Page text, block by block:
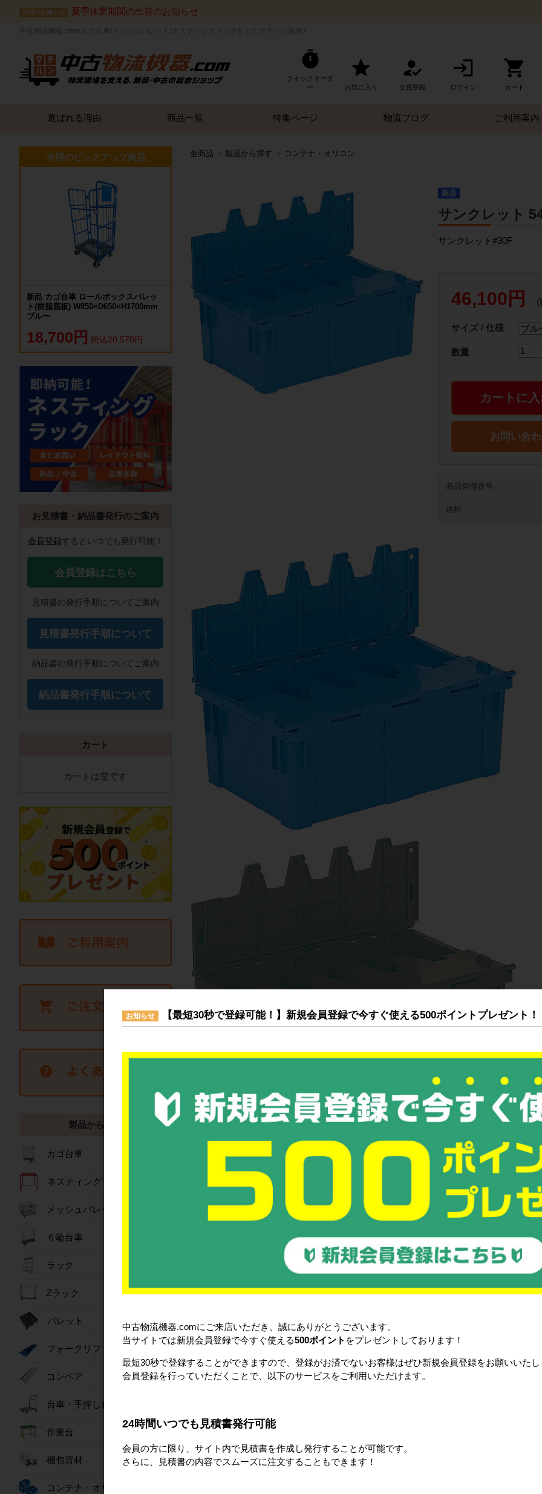
出荷のお知らせ 夏季休業期間の出荷のお知らせ
中古物流機器.com(カゴ台車/メッシュパレット/ネスティングラックなどのマテハン販売）
クイックオーダ
ー
お気に入り 会員登録 ログイン カート
選ばれる理由 商品一覧 特集ページ 物流ブログ ご利用案内
全商品 製品から探す コンテナ・オリコン
新品
サンクレット
サンクレット#30F
46,100円 (
サイズ / 仕様
数量
カートに
お問い合
商品管理番号
送料
メーカー品番:203020-01
外寸:545×345×220mm
内寸:497×309×200mm
有効内寸:483×295×192mm
圧縮荷重:9.31kN(950kgf)
カラー:ブルー、ライトグレー
ネスティングの高さ:95mm
カード差し(標準)適合製品:
カード差し12型(ワンタッチ式)
カード差し取付面:両短辺
嵌合製品:
サンクレット#120 ほか
今回のピックアップ商品
新品 カゴ台車 ロールボックスパレッ
ト(樹脂底板) W850×D650×H1700mm
ブルー
18,700円 税込20,570円
お見積書・納品書発行のご案内
会員登録するといつでも発行可能！
会員登録はこちら
見積書の発行手順についてご案内
見積書発行手順について
納品書の発行手順についてご案内
納品書発行手順について
カート
カートは空です
製品から探す
カゴ台車
ネスティングラック
メッシュパレット
６輪台車
ラック
Zラック
パレット
フォークリフトスロープ
コンベア
台車・手押し台車
作業台
梱包資材
コンテナ・オリコン
お知らせ 【最短30秒で登録可能！】新規会員登録で今すぐ使える500ポイントプレゼント！
中古物流機器.comにご来店いただき、誠にありがとうございます。
当サイトでは新規会員登録で今すぐ使える500ポイント をプレゼントしております！
最短30秒で登録することができますので、登録がお済でないお客様はぜひ新規会員登録をお願いいた
会員登録を行っていただくことで、以下のサービスをご利用いただけます。
24時間いつでも見積書発行可能
会員の方に限り、サイト内で見積書を作成し発行することが可能です。
さらに、見積書の内容でスムーズに注文することもできます！